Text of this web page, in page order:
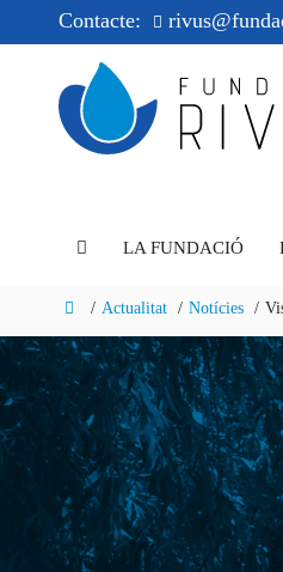
Contacte:
LA FUNDACIÓ
Actualitat Notícies